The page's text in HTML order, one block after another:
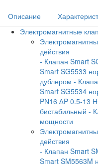
Описание
Электромагнитные
действия
- Клапан Smart
Smart SG5533
дублером -
Smart SG5534
PN16 ∆P 0.5-13
бистабильный -
мощности
действия
- Клапан Smart
Smart SM5563M